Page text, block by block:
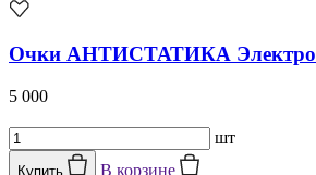
Очки АНТИСТАТИКА Электро
5 000
шт
Купить В корзине